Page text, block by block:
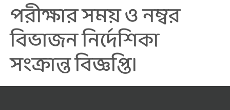
পরীক্ষার সময় ও নম্বর
বিভাজন নির্দেশিকা
সংক্রান্ত বিজ্ঞপ্তি।